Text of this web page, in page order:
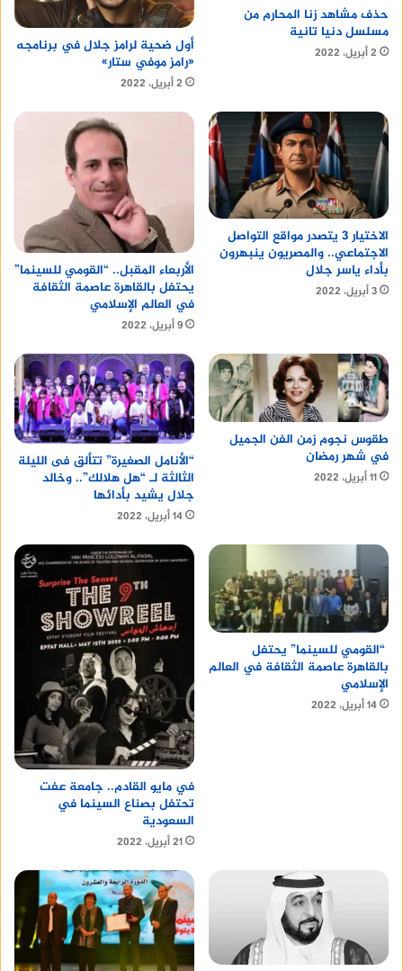
حذف مشاهد زنا المحارم من
مسلسل دنيا تانية
2 أبريل، 2022
أول ضحية لرامز جلال في برنامجه
«رامز موفي ستار»
2 أبريل، 2022
الاختيار 3 يتصدر مواقع التواصل
الاجتماعي.. والمصريون ينبهرون
بأداء ياسر جلال
3 أبريل، 2022
الأربعاء المقبل.. “القومي للسينما”
يحتفل بالقاهرة عاصمة الثقافة
في العالم الإسلامي
9 أبريل، 2022
طقوس نجوم زمن الفن الجميل
في شهر رمضان
11 أبريل، 2022
“الأنامل الصغيرة” تتألق فى الليلة
الثالثة لـ “هل هلالك”.. وخالد
جلال يشيد بأدائها
14 أبريل، 2022
“القومي للسينما” يحتفل
بالقاهرة عاصمة الثقافة في العالم
الإسلامي
14 أبريل، 2022
في مايو القادم.. جامعة عفت
تحتفل بصناع السينما في
السعودية
21 أبريل، 2022